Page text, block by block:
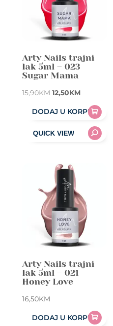
Arty Nails trajni
lak 5ml – 023
Sugar Mama
15,90KM Original
15,90KM.
12,50KMCurrent
price
12,50KM.
DODAJ U KORPU
Arty Nails trajni
lak 5ml – 021
Honey Love
16,50KM
DODAJ U KORPU